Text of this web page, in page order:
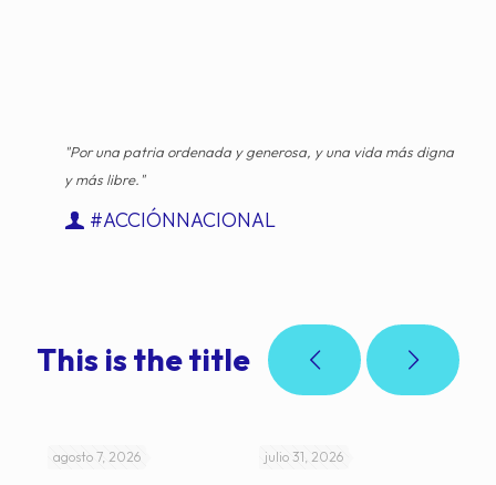
"Por una patria ordenada y generosa, y una vida más digna
y más libre."
#ACCIÓNNACIONAL
This is the title
agosto 7, 2026 julio 31, 2026